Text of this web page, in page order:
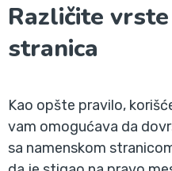
Različite
stranica
Kao opšte pravilo,
vam omogućava da
sa namenskom